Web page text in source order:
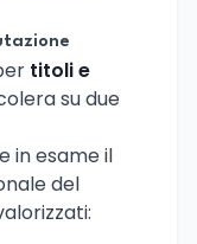
titoli e
su due
in esame il
del